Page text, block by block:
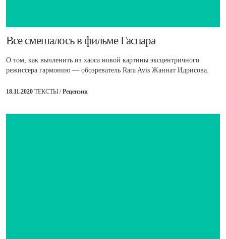
Все смешалось в фильме Гаспара
О том, как вычленить из хаоса новой картины эксцентричного
режиссера гармонию — обозреватель Rara Avis Жаннат Идрисова.
18.11.2020 ТЕКСТЫ /Рецензии